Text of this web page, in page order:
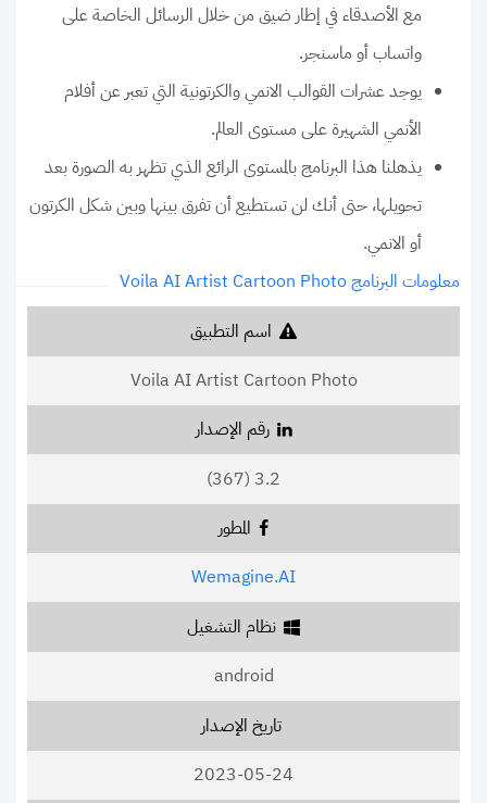
مع الأصدقاء في إطار ضيق من خلال الرسائل الخاصة على
واتساب أو ماسنجر.
يوجد عشرات القوالب الانمي والكرتونية التي تعبر عن أفلام
الأنمي الشهيرة على مستوى العالم.
يذهلنا هذا البرنامج بالمستوى الرائع الذي تظهر به الصورة بعد
تحويلها، حتى أنك لن تستطيع أن تفرق بينها وبين شكل الكرتون
أو الانمي.
معلومات البرنامج Voila AI Artist Cartoon Photo
اسم التطبيق
Voila AI Artist Cartoon Photo
رقم الإصدار
3.2 (367)
المطور
Wemagine.AI
نظام التشغيل
android
تاريخ الإصدار
2023-05-24